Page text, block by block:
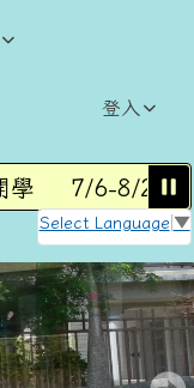
登入
7/6-8/28暑假營隊
Select Language ▼